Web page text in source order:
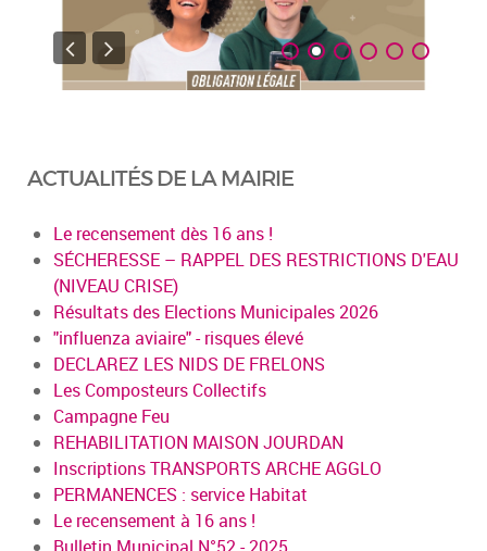
ACTUALITÉS DE LA MAIRIE
Le recensement dès 16 ans !
SÉCHERESSE – RAPPEL DES RESTRICTIONS D'EAU
(NIVEAU CRISE)
Résultats des Elections Municipales 2026
"influenza aviaire" - risques élevé
DECLAREZ LES NIDS DE FRELONS
Les Composteurs Collectifs
Campagne Feu
REHABILITATION MAISON JOURDAN
Inscriptions TRANSPORTS ARCHE AGGLO
PERMANENCES : service Habitat
Le recensement à 16 ans !